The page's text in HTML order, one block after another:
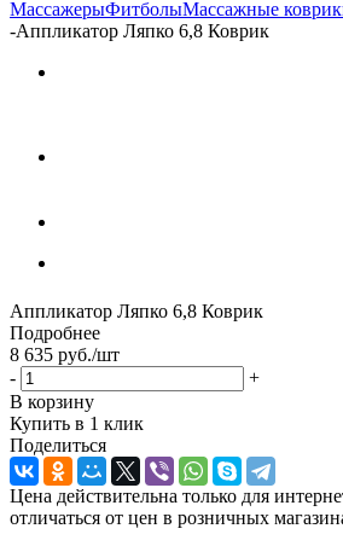
МассажерыФитболыМассажные
-Аппликатор Ляпко 6,8 Коврик
Аппликатор Ляпко 6,8 Коврик
Подробнее
8 635 руб./шт
-
+
В корзину
Купить в 1 клик
Поделиться
Цена действительна только для
отличаться от цен в розничных